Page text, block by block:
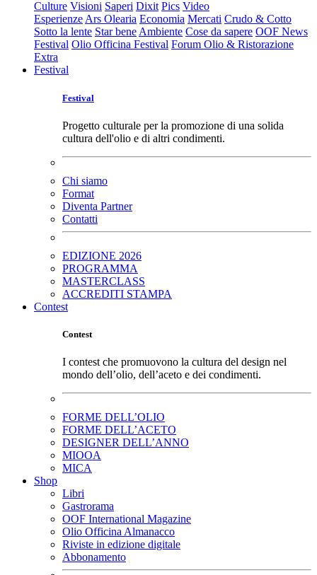
Culture Visioni Saperi Dixit Pics Video
Esperienze Ars Olearia Economia Mercati Crudo & Cotto
Sotto la lente Star bene Ambiente Cose da sapere OOF News
Festival Olio Officina Festival Forum Olio & Ristorazione
Extra
Festival
Festival
Progetto culturale per la promozione di una solida
cultura dell'olio e di altri condimenti.
Chi siamo
Format
Diventa Partner
Contatti
EDIZIONE 2026
PROGRAMMA
MASTERCLASS
ACCREDITI STAMPA
Contest
Contest
I contest che promuovono la cultura del design nel
mondo dell’olio, dell’aceto e dei condimenti.
FORME DELL’OLIO
FORME DELL’ACETO
DESIGNER DELL’ANNO
MIOOA
MICA
Shop
Libri
Gastrorama
OOF International Magazine
Olio Officina Almanacco
Riviste in edizione digitale
Abbonamento